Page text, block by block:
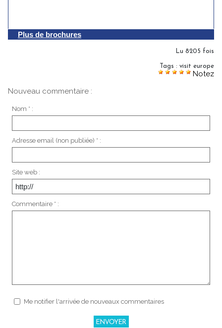
Plus de brochures
Lu 8205 fois
Tags : visit europe
Notez
Nouveau commentaire :
Nom * :
Adresse email (non publiée) * :
Site web :
Commentaire * :
Me notifier l'arrivée de nouveaux commentaires